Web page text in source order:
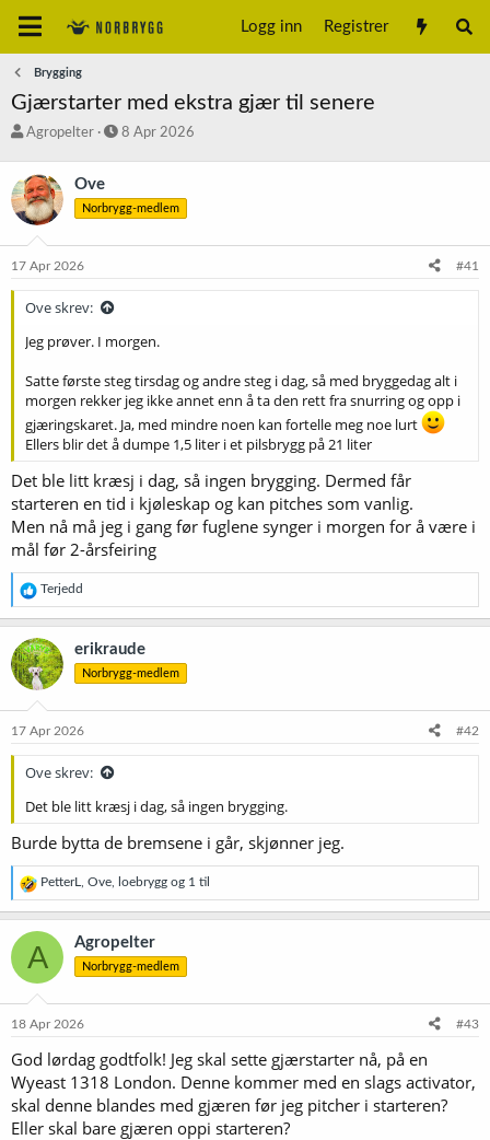
Logg inn Registrer
Brygging
Gjærstarter med ekstra gjær til senere
T
d
s
a
r
t
e
Agropelter
S
t
a
o
8 Apr 2026
Ove
Norbrygg-medlem
17 Apr 2026 #41
Ove skrev:
Jeg prøver. I morgen.
Satte første steg tirsdag og andre steg i dag, så med bryggedag alt i
morgen rekker jeg ikke annet enn å ta den rett fra snurring og opp i
gjæringskaret. Ja, med mindre noen kan fortelle meg noe lurt
Ellers blir det å dumpe 1,5 liter i et pilsbrygg på 21 liter
Det ble litt kræsj i dag, så ingen brygging. Dermed får
starteren en tid i kjøleskap og kan pitches som vanlig.
Men nå må jeg i gang før fuglene synger i morgen for å være i
mål før 2-årsfeiring
R
e
a
k
s
j
o
e
Terjedd
erikraude
Norbrygg-medlem
17 Apr 2026 #42
Ove skrev:
Det ble litt kræsj i dag, så ingen brygging.
Burde bytta de bremsene i går, skjønner jeg.
R
e
a
k
s
o
e
:
PetterL Ove loebrygg og 1 til
A Agropelter
Norbrygg-medlem
18 Apr 2026 #43
God lørdag godtfolk! Jeg skal sette gjærstarter nå, på en
Wyeast 1318 London. Denne kommer med en slags activator,
skal denne blandes med gjæren før jeg pitcher i starteren?
Eller skal bare gjæren oppi starteren?